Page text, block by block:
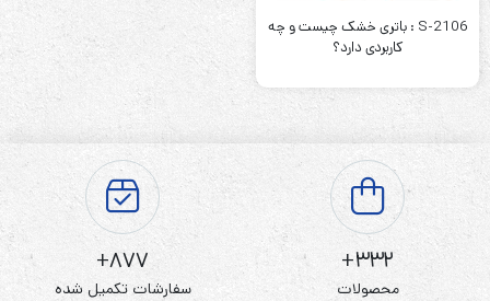
S-2106 : باتری خشک چیست و چه
کاربردی دارد؟
332+
محصولات
877+
سفارشات تکمیل شده